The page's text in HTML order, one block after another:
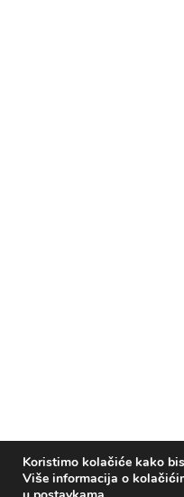
Koristimo kolačiće kako
Više informacija o